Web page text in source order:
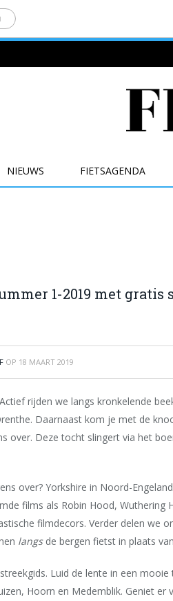
NIEUWS FIETSAGENDA
1-2019 met
OP 18 MAART 2019
rijden we langs kronkelende
Daarnaast kom je met de
over. Deze tocht slingert via het
over? Yorkshire in Noord-
films als Robin Hood, Wuthering
filmdecors. Verder delen we
langsde bergen fietst in plaats
Luid de lente in een
Hoorn en Medemblik. Geniet